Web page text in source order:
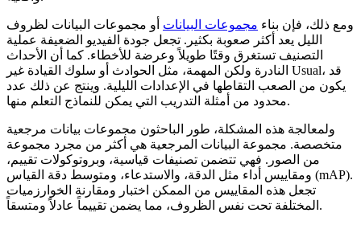
ومع ذلك، فإن بناء مجموعات البيانات أو مجموعات البيانات لظروف
الليل يعد أكثر صعوبة بكثير. تجعل جودة الفيديو الضعيفة عملية
التصنيف تستغرق وقتًا طويلاً وعرضة للأخطاء. كما أن الأحداث
النادرة ولكن المهمة، مثل الحوادث أو سلوك القيادة غير Usual، قد
يكون من الصعب التقاطها في الإعدادات الليلية. وينتج عن ذلك عدد
محدود من أمثلة التدريب التي يمكن للنماذج التعلم منها.
ولمعالجة هذه المشكلة، طور الباحثون مجموعات بيانات مرجعية
متخصصة. مجموعة البيانات المرجعية هي أكثر من مجرد مجموعة
من الصور. فهي تتضمن تصنيفات قياسية، وبروتوكولات تقييم،
ومقاييس أداء مثل الدقة، والاستدعاء، ومتوسط دقة القياس (mAP).
تجعل هذه المقاييس من الممكن اختبار ومقارنة الخوارزميات
المختلفة تحت نفس الظروف، مما يضمن تقييماً عادلاً ومتسقاً.